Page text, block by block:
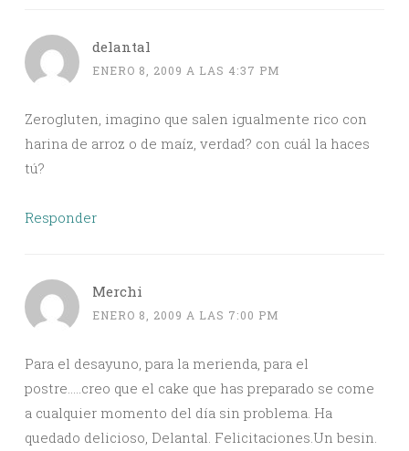
delantal
ENERO 8, 2009 A LAS 4:37 PM
Zerogluten, imagino que salen igualmente rico con
harina de arroz o de maíz, verdad? con cuál la haces
tú?
Responder
Merchi
ENERO 8, 2009 A LAS 7:00 PM
Para el desayuno, para la merienda, para el
postre…..creo que el cake que has preparado se come
a cualquier momento del día sin problema. Ha
quedado delicioso, Delantal. Felicitaciones.Un besin.